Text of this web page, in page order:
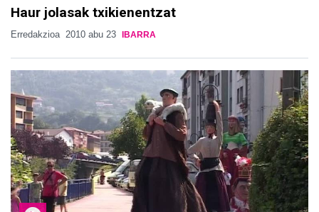
Haur jolasak txikienentzat
Erredakzioa 2010 abu 23 IBARRA